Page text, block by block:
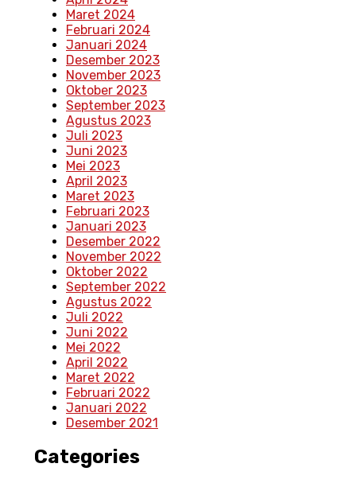
Maret 2024
Februari 2024
Januari 2024
Desember 2023
November 2023
Oktober 2023
September 2023
Agustus 2023
Juli 2023
Juni 2023
Mei 2023
April 2023
Maret 2023
Februari 2023
Januari 2023
Desember 2022
November 2022
Oktober 2022
September 2022
Agustus 2022
Juli 2022
Juni 2022
Mei 2022
April 2022
Maret 2022
Februari 2022
Januari 2022
Desember 2021
Categories